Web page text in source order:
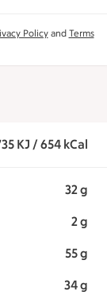
Policyand Terms
KJ / 654 kCal
32 g
2 g
55 g
34 g